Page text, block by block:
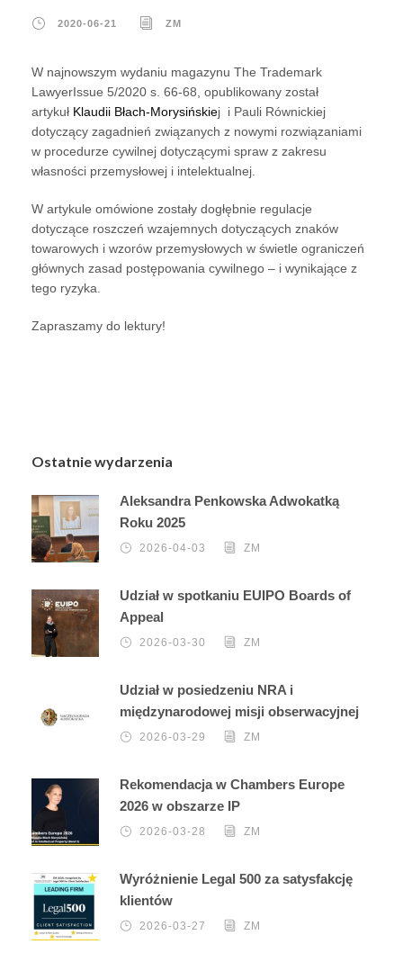
2020-06-21 ZM
W najnowszym wydaniu magazynu The Trademark
LawyerIssue 5/2020 s. 66-68, opublikowany został
artykuł Klaudii Błach-Morysińskiej i Pauli Równickiej
dotyczący zagadnień związanych z nowymi rozwiązaniami
w procedurze cywilnej dotyczącymi spraw z zakresu
własności przemysłowej i intelektualnej.
W artykule omówione zostały dogłębnie regulacje
dotyczące roszczeń wzajemnych dotyczących znaków
towarowych i wzorów przemysłowych w świetle ograniczeń
głównych zasad postępowania cywilnego – i wynikające z
tego ryzyka.
Zapraszamy do lektury!
Ostatnie wydarzenia
Aleksandra Penkowska Adwokatką
Roku 2025
2026-04-03 ZM
Udział w spotkaniu EUIPO Boards of
Appeal
2026-03-30 ZM
Udział w posiedzeniu NRA i
międzynarodowej misji obserwacyjnej
2026-03-29 ZM
Rekomendacja w Chambers Europe
2026 w obszarze IP
2026-03-28 ZM
Wyróżnienie Legal 500 za satysfakcję
klientów
2026-03-27 ZM